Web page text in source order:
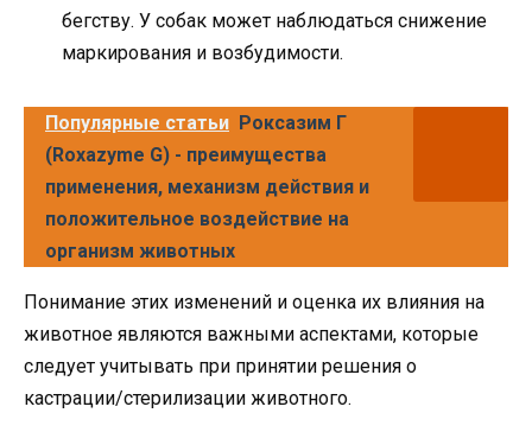
бегству. У собак может наблюдаться снижение
маркирования и возбудимости.
Популярные статьи Роксазим Г
(Roxazyme G) - преимущества
применения, механизм действия и
положительное воздействие на
организм животных
Понимание этих изменений и оценка их влияния на
животное являются важными аспектами, которые
следует учитывать при принятии решения о
кастрации/стерилизации животного.